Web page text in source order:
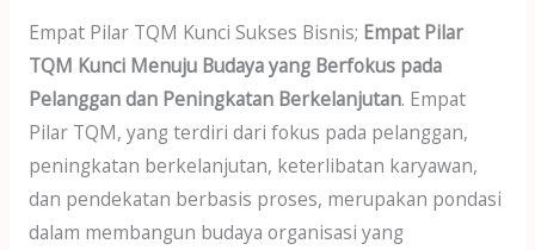
Empat Pilar TQM Kunci Sukses Bisnis; Empat Pilar
TQM Kunci Menuju Budaya yang Berfokus pada
Pelanggan dan Peningkatan Berkelanjutan. Empat
Pilar TQM, yang terdiri dari fokus pada pelanggan,
peningkatan berkelanjutan, keterlibatan karyawan,
dan pendekatan berbasis proses, merupakan pondasi
dalam membangun budaya organisasi yang